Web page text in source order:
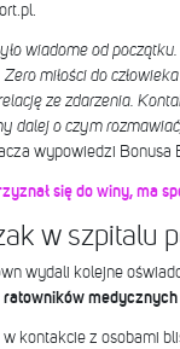
wiadome od początku.
miłości do
ze zdarzenia.
dalej o czym
wypowiedzi Bonusa
się do winy, ma
w szpitalu
wydali kolejne
ratowników
kontakcie z osobami